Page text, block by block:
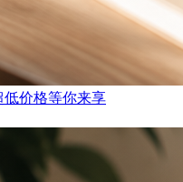
低价格等你来享